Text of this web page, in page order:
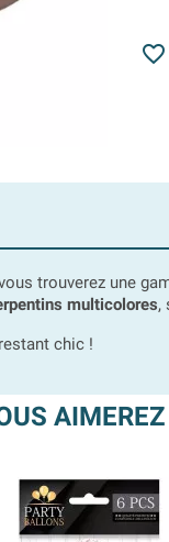

trouverez une
multicolores,
chic !